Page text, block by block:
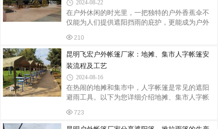
同的材质、颜色和尺寸，以确保四柱亭与庭院的
整体环境完美融合。材质方面，常见的有铝合
金、不锈钢和木质等。铝合金材质轻便耐用，不
易生锈；不锈钢材质坚固可靠，具有较高的强
2024-08-22
在户外休闲的时光里，一把独特的户外香蕉伞不
仅能为人们提供遮阳挡雨的庇护，更能成为户外
伞，则可以根据个人需求和场地特点，打造出专
属的户外舒适角落。一、定制的魅力个性化设计
户外香蕉伞的定制首先体现在设计上。可以根据
自己的喜好选择伞的颜色、图案和材质。无论是
简约现代的纯色设计，还是充满艺术感的印花图
案，都能为户外空间注入独特的个性魅力。同
时，还可以根据场地的风格和氛围进行定制，使
香蕉伞与周围环境完美融合。尺寸合适不同的户
210
昆明飞宏户外帐篷厂家：地摊、集市人字帐篷安
装流程及工艺
2024-08-16
在热闹的地摊和集市中，人字帐篷是常见的遮阳
避雨工具。以下为您详细介绍地摊、集市人字帐
选择一个合适的安装位置，要确保地面平整、无
障碍物，并且有足够的空间展开帐篷。检查帐篷
723